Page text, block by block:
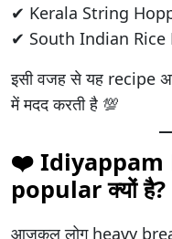
✔ Kerala String
✔ South Indian Rice
इसी वजह से यह recipe
में मदद करती है 💯
❤️ Idiyappam
popular क्यों है?
आजकल लोग heavy